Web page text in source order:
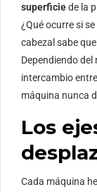
superficiede la
¿Qué ocurre si
cabezal sabe
Dependiendo
intercambio
máquina nunca
Los
Cada máquina